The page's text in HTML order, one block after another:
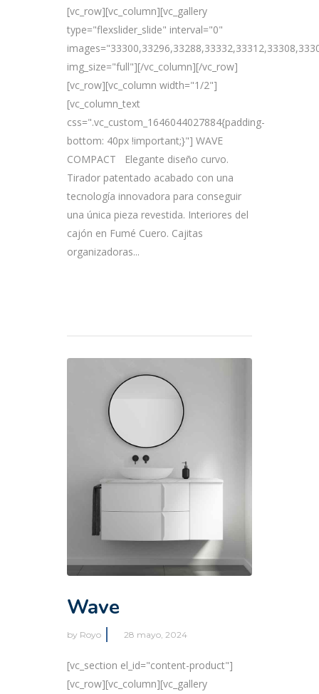
[vc_row][vc_column][vc_gallery
type="flexslider_slide" interval="0"
img_size="full"][/vc_column][/vc_row]
[vc_row][vc_column width="1/2"]
[vc_column_text
css=".vc_custom_1646044027884{padding-
bottom: 40px !important;}"] WAVE
COMPACT Elegante diseño curvo.
Tirador patentado acabado con una
tecnología innovadora para conseguir
una única pieza revestida. Interiores del
cajón en Fumé Cuero. Cajitas
organizadoras...
Wave
by Royo 28 mayo, 2024
[vc_section el_id="content-product"]
[vc_row][vc_column][vc_gallery